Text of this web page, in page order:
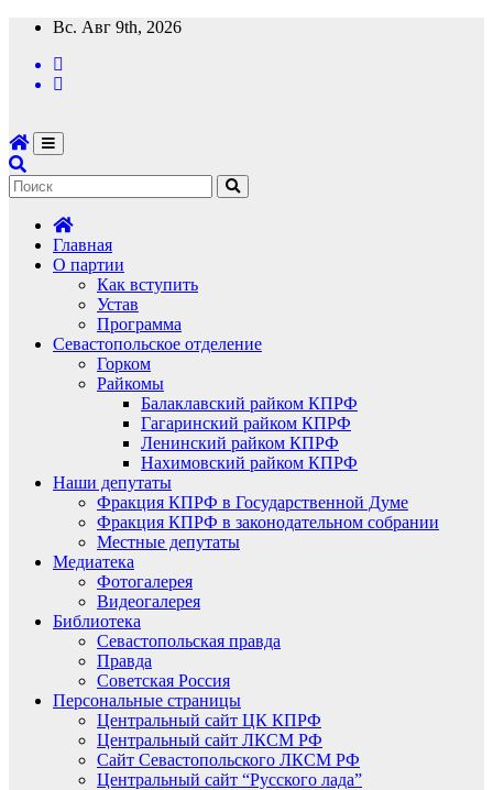
Перейти
содержимому
Вс. Авг 9th, 2026
Главная
О партии
Как вступить
Устав
Программа
Севастопольское отделение
Горком
Райкомы
Балаклавский райком КПРФ
Гагаринский райком КПРФ
Ленинский райком КПРФ
Нахимовский райком КПРФ
Наши депутаты
Фракция КПРФ в Государственной Думе
Фракция КПРФ в законодательном собрании
Местные депутаты
Медиатека
Фотогалерея
Видеогалерея
Библиотека
Севастопольская правда
Правда
Советская Россия
Персональные страницы
Центральный сайт ЦК КПРФ
Центральный сайт ЛКСМ РФ
Сайт Севастопольского ЛКСМ РФ
Центральный сайт “Русского лада”